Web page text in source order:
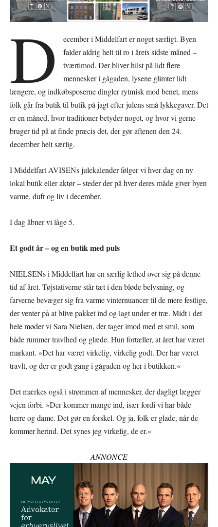
D
ecember i Middelfart er noget særligt. Byen
falder aldrig helt til ro i årets sidste måned –
tværtimod. Der bliver hilst på lidt flere
mennesker i gågaden, lysene glimter lidt
længere, og indkøbsposerne dingler rytmisk mod benet, mens
folk går fra butik til butik på jagt efter julens små lykkegaver. Det
er en måned, hvor traditioner betyder noget, og hvor vi gerne
bruger tid på at finde præcis det, der gør aftenen den 24.
december helt særlig.
I Middelfart AVISENs julekalender følger vi hver dag en ny
lokal butik eller aktør – steder der på hver deres måde giver byen
varme, duft og liv i december.
I dag åbner vi låge 5.
Et godt år – og en butik med puls
NIELSENs i Middelfart har en særlig lethed over sig på denne
tid af året. Tøjstativerne står tæt i den bløde belysning, og
farverne bevæger sig fra varme vinternuancer til de mere festlige,
der venter på at blive pakket ind og lagt under et træ. Midt i det
hele møder vi Sara Nielsen, der tager imod med et smil, som
både rummer travlhed og glæde. Hun fortæller, at året har været
markant. »Det har været virkelig, virkelig godt. Der har været
travlt, og der er godt gang i gågaden og her i butikken.«
Det mærkes også i strømmen af mennesker, der dagligt lægger
vejen forbi. »Der kommer mange ind, især fordi vi har både
herre og dame. Det gør en forskel. Og ja, folk er glade, når de
kommer herind. Det synes jeg virkelig, de er.«
ANNONCE